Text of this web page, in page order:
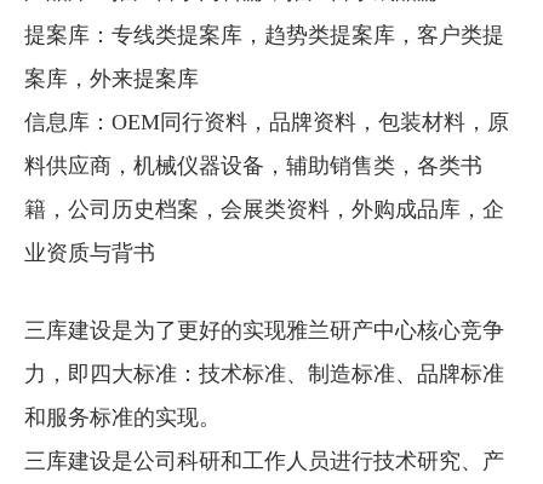
提案库：专线类提案库，趋势类提案库，客户类提
案库，外来提案库
信息库：OEM同行资料，品牌资料，包装材料，原
料供应商，机械仪器设备，辅助销售类，各类书
籍，公司历史档案，会展类资料，外购成品库，企
业资质与背书
三库建设是为了更好的实现雅兰研产中心核心竞争
力，即四大标准：技术标准、制造标准、品牌标准
和服务标准的实现。
三库建设是公司科研和工作人员进行技术研究、产